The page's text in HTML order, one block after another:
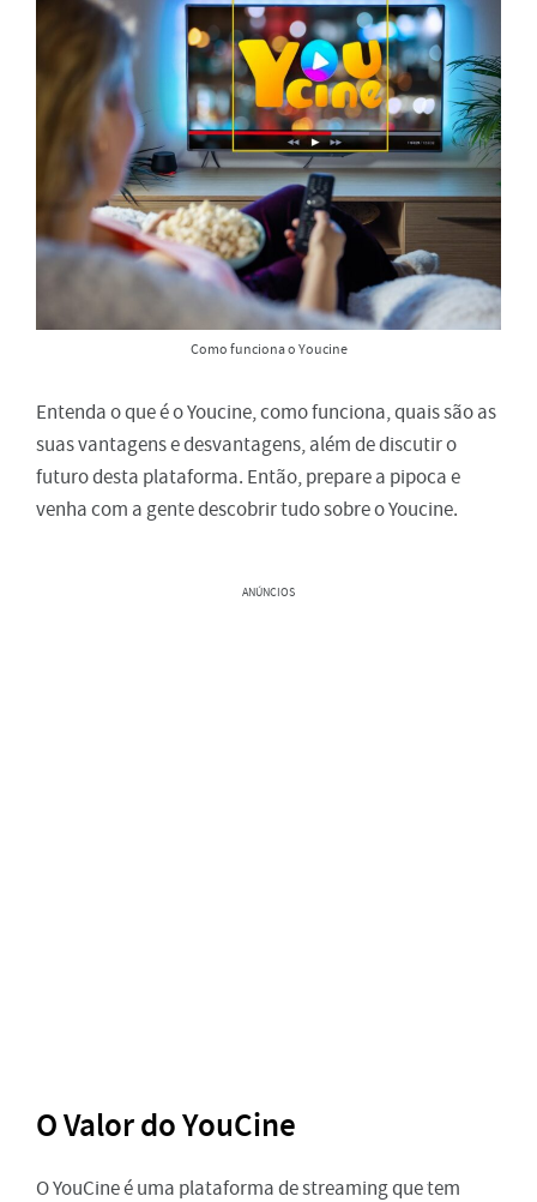
Como funciona o Youcine
Entenda o que é o Youcine, como funciona, quais são as
suas vantagens e desvantagens, além de discutir o
futuro desta plataforma. Então, prepare a pipoca e
venha com a gente descobrir tudo sobre o Youcine.
ANÚNCIOS
O Valor do YouCine
O YouCine é uma plataforma de streaming que tem